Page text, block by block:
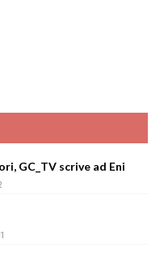
GC_TV scrive ad Eni